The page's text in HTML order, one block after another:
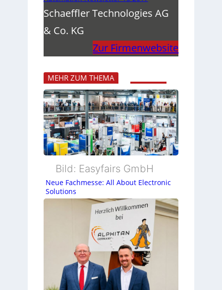
Schaeffler Technologies AG
& Co. KG
Zur Firmenwebsite
MEHR ZUM THEMA
Bild: Easyfairs GmbH
Neue Fachmesse: All About Electronic
Solutions